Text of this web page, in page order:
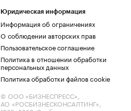
Юридическая информация
Информация об ограничениях
О соблюдении авторских прав
Пользовательское соглашение
Политика в отношении обработки
персональных данных
Политика обработки файлов cookie
© ООО «БИЗНЕСПРЕСС»,
АО «РОСБИЗНЕСКОНСАЛТИНГ»,